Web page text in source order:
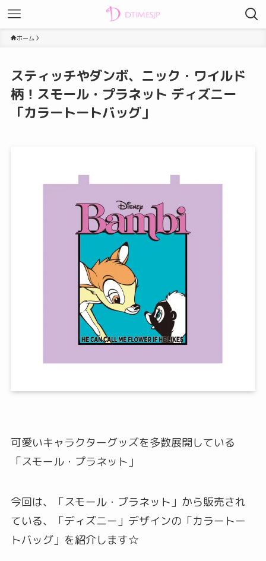
ホーム
スティッチやダンボ、ニック・ワイルド
柄！スモール・プラネット ディズニー
「カラートートバッグ」
可愛いキャラクターグッズを多数展開している
「スモール・プラネット」
今回は、「スモール・プラネット」から販売され
ている、「ディズニー」デザインの「カラートー
トバッグ」を紹介します☆